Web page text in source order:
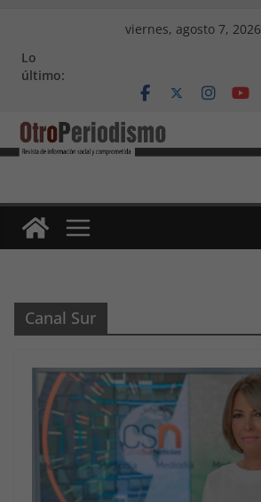
contenido
viernes, agosto 7, 2026
Lo
último:
Canal Sur